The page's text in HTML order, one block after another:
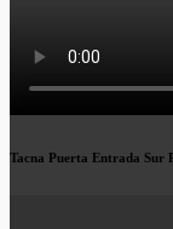
Tacna Puerta Entrada Sur